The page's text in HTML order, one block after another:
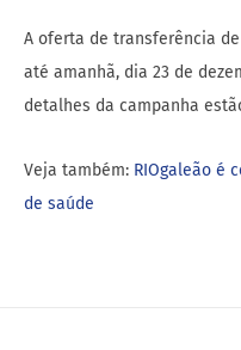
A oferta de transferência
até amanhã, dia 23 de
detalhes da campanha
Veja também: RIOgaleão é
de saúde